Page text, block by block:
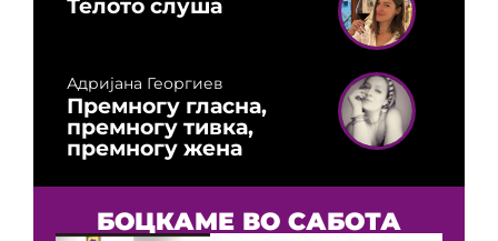
Телото слуша
Адријана Георгиев
Премногу гласна,
премногу тивка,
премногу жена
БОЦКАМЕ ВО САБОТА